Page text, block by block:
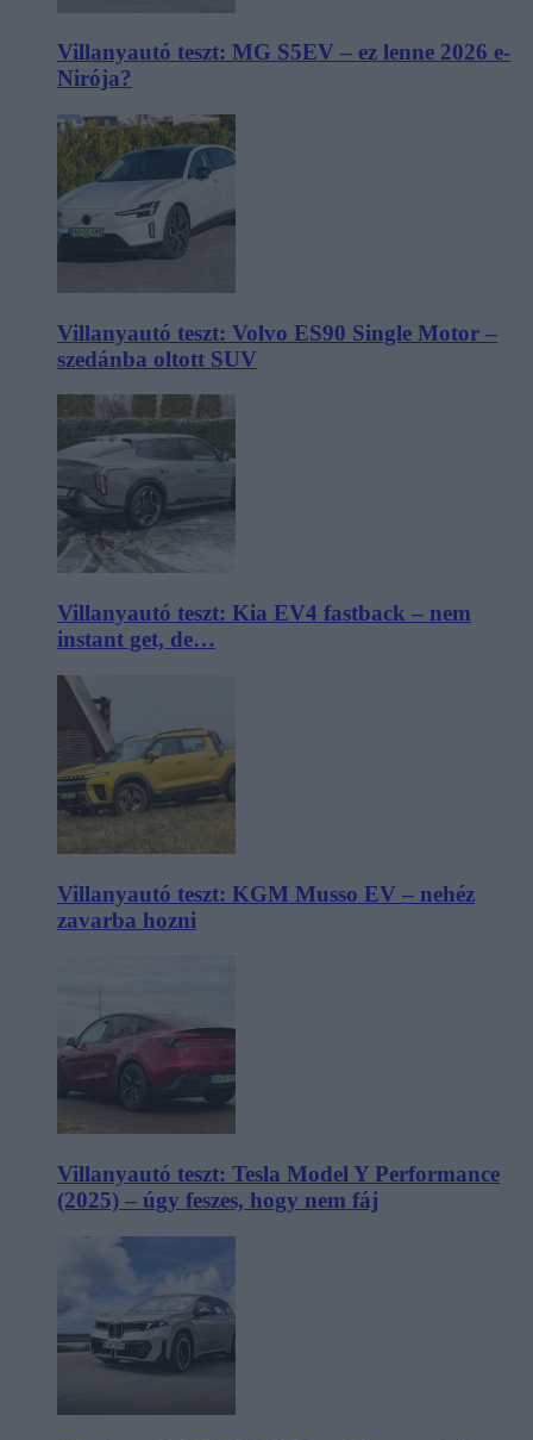
Villanyautó teszt: MG S5EV – ez lenne 2026 e-
Nirója?
Villanyautó teszt: Volvo ES90 Single Motor –
szedánba oltott SUV
Villanyautó teszt: Kia EV4 fastback – nem
instant get, de…
Villanyautó teszt: KGM Musso EV – nehéz
zavarba hozni
Villanyautó teszt: Tesla Model Y Performance
(2025) – úgy feszes, hogy nem fáj